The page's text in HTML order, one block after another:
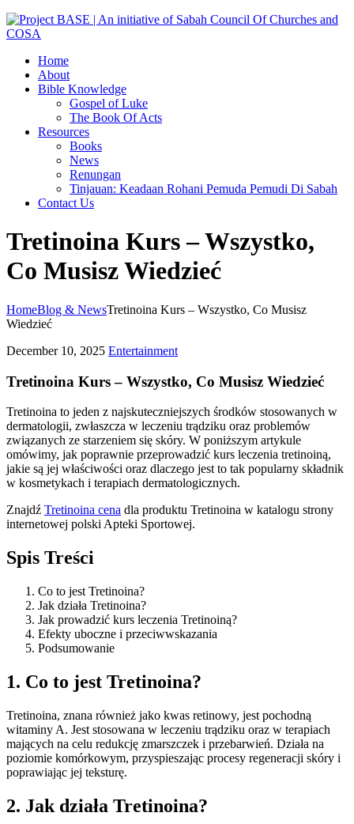
Home
About
Bible Knowledge
Gospel of Luke
The Book Of Acts
Resources
Books
News
Renungan
Tinjauan: Keadaan Rohani Pemuda Pemudi Di Sabah
Contact Us
Tretinoina Kurs – Wszystko,
Co Musisz Wiedzieć
HomeBlog & NewsTretinoina Kurs – Wszystko, Co Musisz
Wiedzieć
December 10, 2025 Entertainment
Tretinoina Kurs – Wszystko, Co Musisz Wiedzieć
Tretinoina to jeden z najskuteczniejszych środków stosowanych w
dermatologii, zwłaszcza w leczeniu trądziku oraz problemów
związanych ze starzeniem się skóry. W poniższym artykule
omówimy, jak poprawnie przeprowadzić kurs leczenia tretinoiną,
jakie są jej właściwości oraz dlaczego jest to tak popularny składnik
w kosmetykach i terapiach dermatologicznych.
Znajdź Tretinoina cena dla produktu Tretinoina w katalogu strony
internetowej polski Apteki Sportowej.
Spis Treści
Co to jest Tretinoina?
Jak działa Tretinoina?
Jak prowadzić kurs leczenia Tretinoiną?
Efekty uboczne i przeciwwskazania
Podsumowanie
1. Co to jest Tretinoina?
Tretinoina, znana również jako kwas retinowy, jest pochodną
witaminy A. Jest stosowana w leczeniu trądziku oraz w terapiach
mających na celu redukcję zmarszczek i przebarwień. Działa na
poziomie komórkowym, przyspieszając procesy regeneracji skóry i
poprawiając jej teksturę.
2. Jak działa Tretinoina?